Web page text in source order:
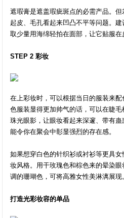
遮瑕膏是遮盖瑕疵斑点的必需产品。
起皮、毛孔看起来凹凸不平等问题。
取少量用海绵轻拍在面部，让它贴服在
STEP 2 彩妆
在上彩妆时，可以根据当日的服装来
色服装显得更加帅气的话，可以在睫
珠光眼影，让眼妆看起来深邃、带有蛊
能令你在聚会中彰显强烈的存在感。
如果想穿白色的针织衫或衬衫等更具
妆风格。用干玫瑰色和棕色来的晕染
调的珊瑚色，可将高雅女性美淋漓展现
打造光彩妆容的单品